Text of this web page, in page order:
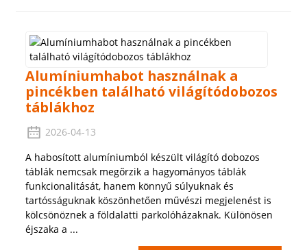
Alumíniumhabot használnak a
pincékben található világítódobozos
táblákhoz
2026-04-13
A habosított alumíniumból készült világító dobozos
táblák nemcsak megőrzik a hagyományos táblák
funkcionalitását, hanem könnyű súlyuknak és
tartósságuknak köszönhetően művészi megjelenést is
kölcsönöznek a földalatti parkolóházaknak. Különösen
éjszaka a ...